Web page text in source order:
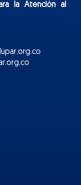
la Atención al